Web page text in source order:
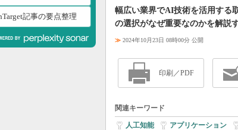
記事の要点整理
幅広い業界でAI技術を活用する
の選択がなぜ重要なのかを解説す
≫ 2024年10月23日 08時00分 公開
印刷／PDF
関連キーワード
人工知能| アプリケーション